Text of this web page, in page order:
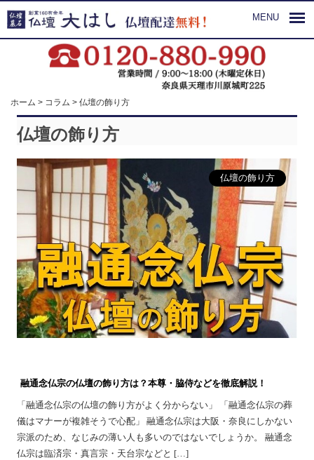
MENU
ホーム > コラム > 仏壇の飾り方
仏壇の飾り方
仏壇の飾り方
融通念仏宗の仏壇の飾り方は？本尊・脇侍などを徹底解説！
「融通念仏宗の仏壇の飾り方がよく分からない」 「融通念仏宗の葬
儀はマナーが複雑そうで心配」 融通念仏宗は大阪・奈良にしかない
宗派のため、なじみの薄い人も多いのではないでしょうか。 融通念
仏宗は臨済宗・真言宗・天台宗などと […]